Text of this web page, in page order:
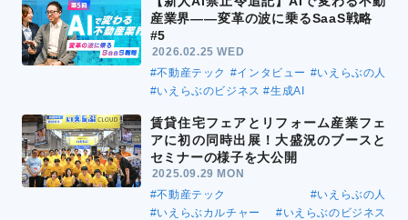
産業界――変革の波に乗るSaaS戦略
#5
2026.02.25 WED
#不動産テック #インタビュー #いえらぶの人
#いえらぶのビジネス #生成AI
賃貸住宅フェアとリフォーム産業フェ
アに初の同時出展！大盛況のブースと
セミナーの様子を大公開
2025.09.29 MON
#不動産テック
#いえらぶの人
#いえらぶカルチャー
#いえらぶのビジネス